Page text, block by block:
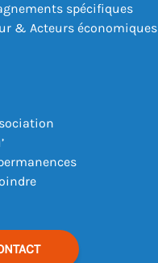
spécifiques
& Acteurs économiques